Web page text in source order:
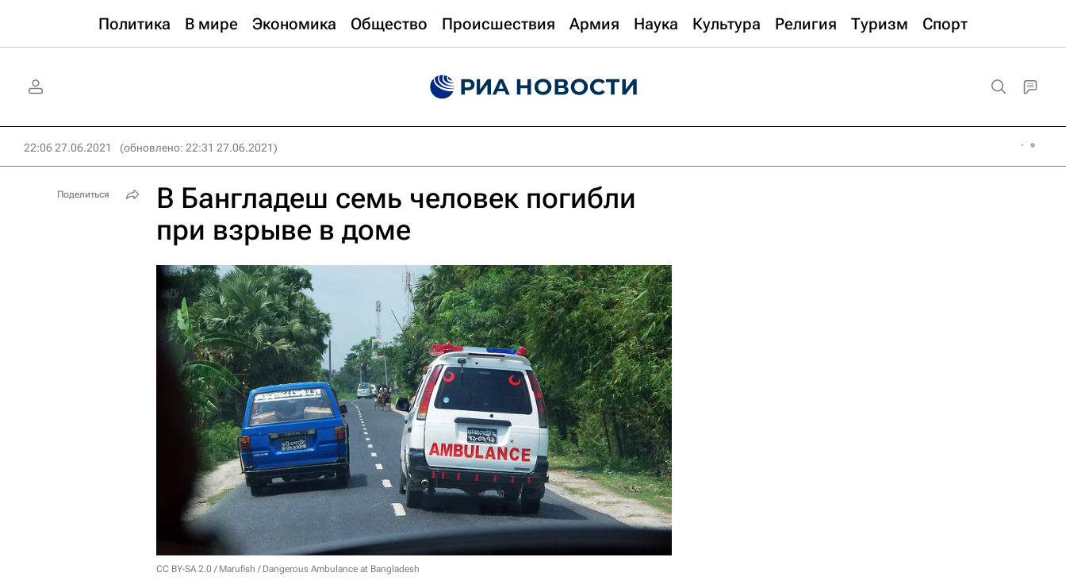
Политика В мире Экономика Общество Происшествия Армия Наука Культура Религия Туризм Спорт
22:06 27.06.2021 (обновлено: 22:31 27.06.2021)
В Бангладеш семь человек погибли
при взрыве в доме
CC BY-SA 2.0 / Marufish / Dangerous Ambulance at Bangladesh
Поделиться